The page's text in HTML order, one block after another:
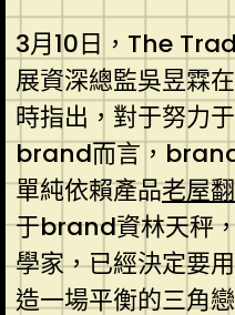
3月10日，The
展資深總監吳昱霖
時指出，對于努力
brand而言，
單純依賴產品老屋
于brand資林天秤
學家，已經決定要
造一場平衡的三角